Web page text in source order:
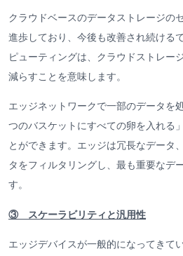
クラウドベースのデータストレージの
進歩しており、今後も改善され続ける
ピューティングは、クラウドストレー
減らすことを意味します。
エッジネットワークで一部のデータを
つのバスケットにすべての卵を入れる
とができます。エッジは冗長なデータ
タをフィルタリングし、最も重要なデ
す。
③ スケーラビリティと汎用性
エッジデバイスが一般的になってきて